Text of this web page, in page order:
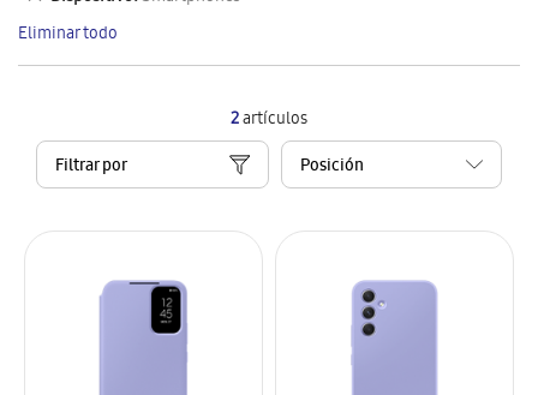
2artículos
Filtrar por
artículo
este
artículo
Eliminar todo